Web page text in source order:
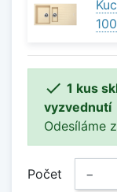
 1 kus
vyzvednutí
Odesíláme
Počet −